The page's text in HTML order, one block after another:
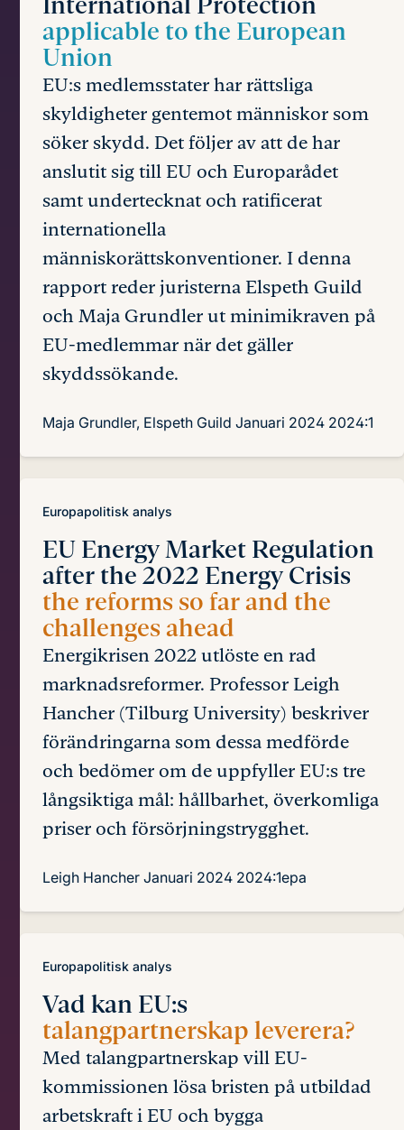
applicable to the European
Union
EU:s medlemsstater har rättsliga
skyldigheter gentemot människor som
söker skydd. Det följer av att de har
anslutit sig till EU och Europarådet
samt undertecknat och ratificerat
internationella
människorättskonventioner. I denna
rapport reder juristerna Elspeth Guild
och Maja Grundler ut minimikraven på
EU-medlemmar när det gäller
skyddssökande.
Maja Grundler, Elspeth Guild Januari 2024 2024:1
Europapolitisk analys
EU Energy Market Regulation
after the 2022 Energy Crisis
the reforms so far and the
challenges ahead
Energikrisen 2022 utlöste en rad
marknadsreformer. Professor Leigh
Hancher (Tilburg University) beskriver
förändringarna som dessa medförde
och bedömer om de uppfyller EU:s tre
långsiktiga mål: hållbarhet, överkomliga
priser och försörjningstrygghet.
Leigh Hancher Januari 2024 2024:1epa
Europapolitisk analys
Vad kan EU:s
talangpartnerskap leverera?
Med talangpartnerskap vill EU-
kommissionen lösa bristen på utbildad
arbetskraft i EU och bygga